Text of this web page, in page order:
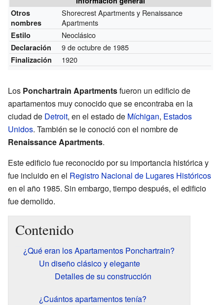
Otros
nombres
Shorecrest Apartments y Renaissance
Apartments
Estilo Neoclásico
Declaración 9 de octubre de 1985
Finalización 1920
Los Ponchartrain Apartmentsfueron un edificio de
apartamentos muy conocido que se encontraba en la
ciudad de Detroit, en el estado de Míchigan, Estados
Unidos. También se le conoció con el nombre de
Renaissance Apartments.
Este edificio fue reconocido por su importancia histórica y
fue incluido en el Registro Nacional de Lugares Históricos
en el año 1985. Sin embargo, tiempo después, el edificio
fue demolido.
Contenido
¿Qué eran los Apartamentos Ponchartrain?
Un diseño clásico y elegante
Detalles de su construcción
¿Cuántos apartamentos tenía?